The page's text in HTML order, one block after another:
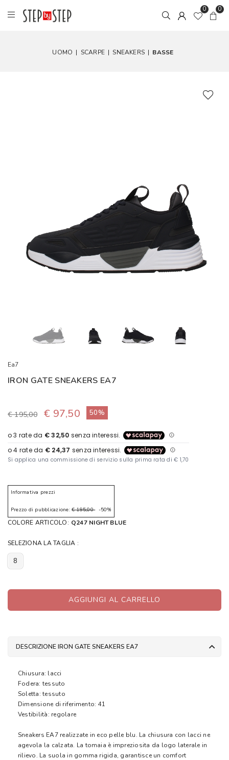
0 0
UOMO | SCARPE | SNEAKERS | BASSE
Ea7
IRON GATE SNEAKERS EA7
€ 195,00 € 97,50 50%
Informativa prezzi
Prezzo di pubblicazione: € 195,00-50%
COLORE ARTICOLO: Q247 NIGHT BLUE
SELEZIONA LA TAGLIA :
8
AGGIUNGI AL CARRELLO
DESCRIZIONE IRON GATE SNEAKERS EA7
Chiusura: lacci
Fodera: tessuto
Soletta: tessuto
Dimensione di riferimento: 41
Vestibilità: regolare
Sneakers EA7 realizzate in eco pelle blu. La chiusura con lacci ne
agevola la calzata. La tomaia è impreziosita da logo laterale in
rilievo. La suola in gomma rigida, garantisce un comfort